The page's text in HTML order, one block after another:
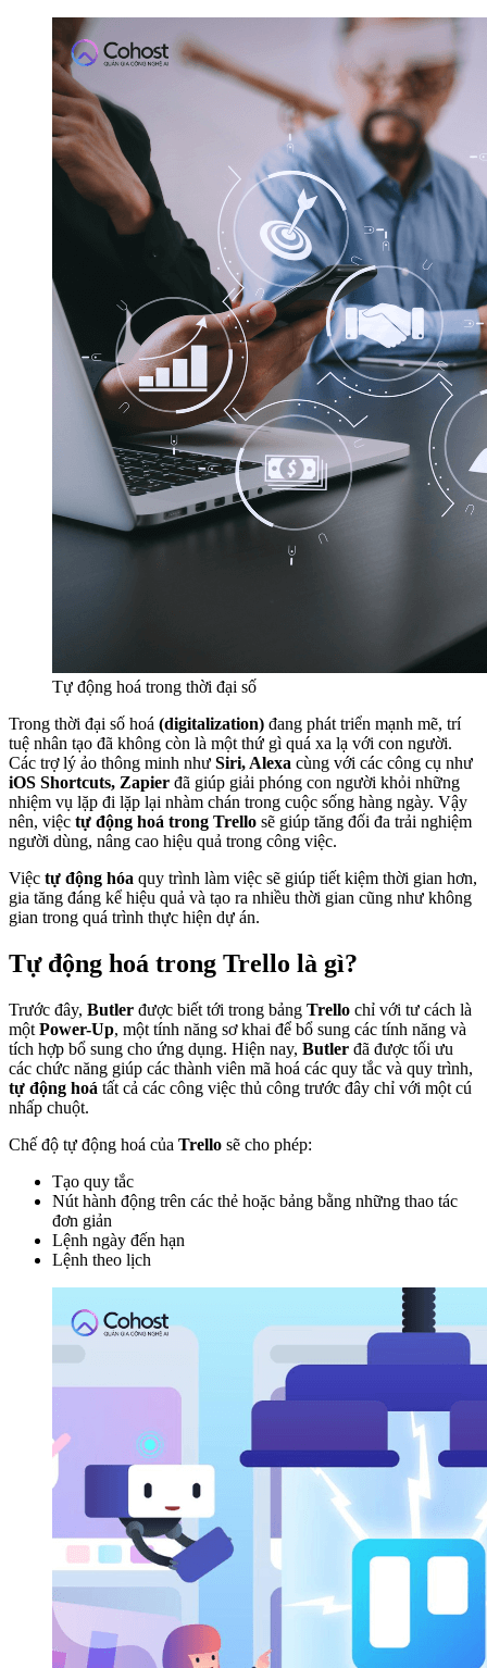
Tự động hoá trong thời đại số
Trong thời đại số hoá (digitalization) đang phát triển mạnh mẽ, trí
tuệ nhân tạo đã không còn là một thứ gì quá xa lạ với con người.
Các trợ lý ảo thông minh như Siri, Alexa cùng với các công cụ như
iOS Shortcuts, Zapier đã giúp giải phóng con người khỏi những
nhiệm vụ lặp đi lặp lại nhàm chán trong cuộc sống hàng ngày. Vậy
nên, việc tự động hoá trong Trello sẽ giúp tăng đối đa trải nghiệm
người dùng, nâng cao hiệu quả trong công việc.
Việc tự động hóa quy trình làm việc sẽ giúp tiết kiệm thời gian hơn,
gia tăng đáng kể hiệu quả và tạo ra nhiều thời gian cũng như không
gian trong quá trình thực hiện dự án.
Tự động hoá trong Trello là gì?
Trước đây, Butler được biết tới trong bảng Trello chỉ với tư cách là
một Power-Up, một tính năng sơ khai để bổ sung các tính năng và
tích hợp bổ sung cho ứng dụng. Hiện nay, Butler đã được tối ưu
các chức năng giúp các thành viên mã hoá các quy tắc và quy trình,
tự động hoá tất cả các công việc thủ công trước đây chỉ với một cú
nhấp chuột.
Chế độ tự động hoá của Trello sẽ cho phép:
Tạo quy tắc
Nút hành động trên các thẻ hoặc bảng bằng những thao tác
đơn giản
Lệnh ngày đến hạn
Lệnh theo lịch